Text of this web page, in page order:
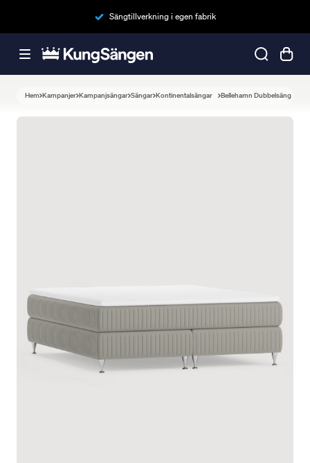
Sängtillverkning i egen fabrik
Hem Kampanjer Kampanjsängar Sängar Kontinentalsängar Bellehamn Dubbelsäng